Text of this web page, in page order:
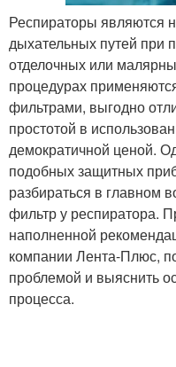
Респираторы являются
дыхательных путей при
отделочных или
процедурах
фильтрами, выгодно
простотой в
демократичной ценой.
подобных защитных
разбираться в главном
фильтр у респиратора.
наполненной
компании Лента-Плюс,
проблемой и выяснить
процесса.